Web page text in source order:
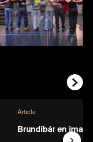
Article
Brundibár en